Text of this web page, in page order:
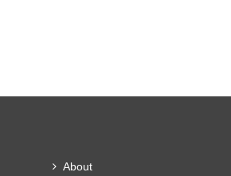
About